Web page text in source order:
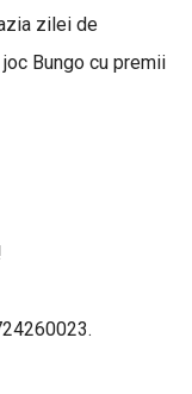
zilei de
Bungo cu premii